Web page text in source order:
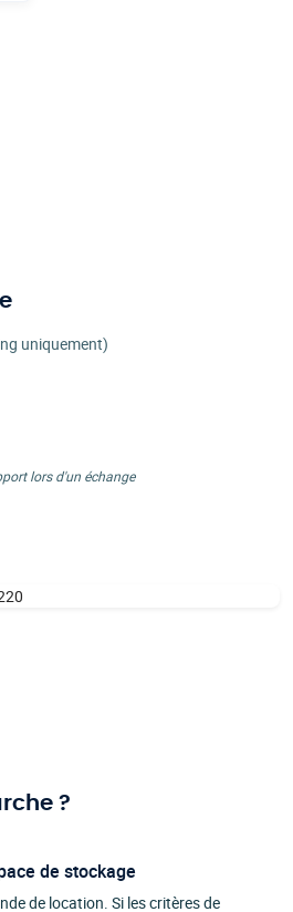
uniquement)
lors d'un échange
?
de stockage
de location. Si les critères de